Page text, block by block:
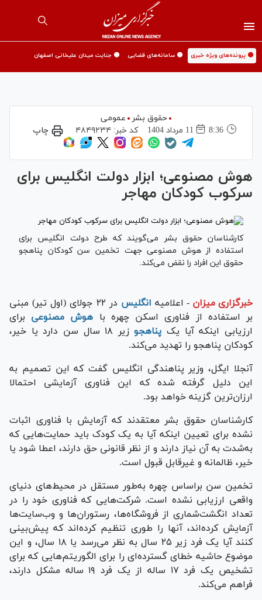
🟡 پرونده‌های ویژه خبری 🟡 سامانه‌های قضایی 🟡 جنایت میدان علیخانی اصفهان
حقوق بشر
عمومی
8:36
11 مرداد 1404 کد خبر: ۴۸۴۹۲۳۴ چاپ
هوش مصنوعی؛ ابزار دولت انگلیس برای
سرکوب کودکان مهاجر
کارشناسان حقوق بشر می‌گویند که طرح دولت انگلیس برای
استفاده از هوش مصنوعی جهت تخمین سن کودکان پناهجو
حقوق این افراد را نقض می‌کند.
خبرگزاری میزان - اعلامیه انگلیس
در ۲۲ جولای (اول تیر) مبنی
بر استفاده از فناوری اسکن چهره با هوش مصنوعی برای
ارزیابی اینکه آیا یک پناهجو
زیر ۱۸ سال سن دارد یا خیر،
کودکان پناهجو را تهدید می‌کند.
آنجلا ایگل، وزیر پناهندگی انگلیس گفت که این تصمیم به
این دلیل گرفته شده که این فناوری آزمایشی احتمالا
ارزان‌ترین گزینه خواهد بود.
کارشناسان حقوق بشر معتقدند که آزمایش با فناوری اثبات
نشده برای تعیین اینکه آیا به یک کودک باید حمایت‌هایی که
به‌شدت به آن نیاز دارند و از نظر قانونی حق دارند، اعطا شود یا
خیر، ظالمانه و غیرقابل قبول است.
تخمین سن براساس چهره به‌طور مستقل در محیط‌های دنیای
واقعی ارزیابی نشده است. شرکت‌هایی که فناوری خود را در
تعداد انگشت‌شماری از فروشگاه‌ها، رستوران‌ها و وب‌سایت‌ها
آزمایش کرده‌اند، آنها را طوری تنظیم کرده‌اند که پیش‌بینی
کنند آیا یک فرد زیر ۲۵ سال به نظر می‌رسد یا ۱۸ سال، و این
موضوع حاشیه خطای گسترده‌ای را برای الگوریتم‌هایی که برای
تشخیص یک فرد ۱۷ ساله از یک فرد ۱۹ ساله مشکل دارند،
فراهم می‌کند.